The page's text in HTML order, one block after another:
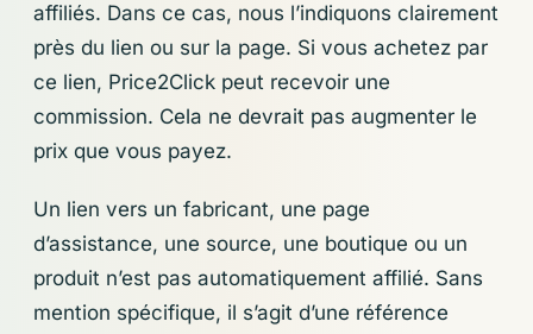
affiliés. Dans ce cas, nous l’indiquons clairement
près du lien ou sur la page. Si vous achetez par
ce lien, Price2Click peut recevoir une
commission. Cela ne devrait pas augmenter le
prix que vous payez.
Un lien vers un fabricant, une page
d’assistance, une source, une boutique ou un
produit n’est pas automatiquement affilié. Sans
mention spécifique, il s’agit d’une référence